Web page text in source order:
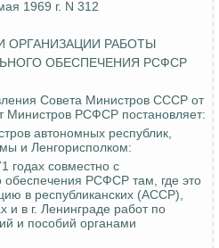
1969 г. N 312
ОРГАНИЗАЦИИ РАБОТЫ
ОБЕСПЕЧЕНИЯ РСФСР
Совета Министров СССР от
Министров РСФСР постановляет:
автономных республик,
и Ленгорисполком:
годах совместно с
обеспечения РСФСР там, где это
в республиканских (АССР),
и в г. Ленинграде работ по
и пособий органами